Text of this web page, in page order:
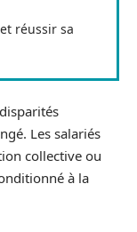
réussir sa
Les salariés
collective ou
à la